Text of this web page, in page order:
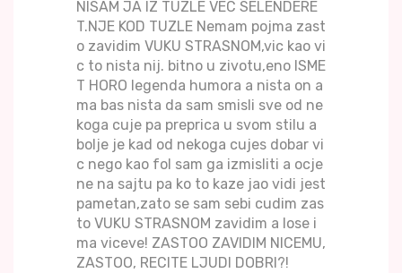
NISAM JA IZ TUZLE VEC SELENDERE
T.NJE KOD TUZLE Nemam pojma zast
o zavidim VUKU STRASNOM,vic kao vi
c to nista nij. bitno u zivotu,eno ISME
T HORO legenda humora a nista on a
ma bas nista da sam smisli sve od ne
koga cuje pa preprica u svom stilu a
bolje je kad od nekoga cujes dobar vi
c nego kao fol sam ga izmisliti a ocje
ne na sajtu pa ko to kaze jao vidi jest
pametan,zato se sam sebi cudim zas
to VUKU STRASNOM zavidim a lose i
ma viceve! ZASTOO ZAVIDIM NICEMU,
ZASTOO, RECITE LJUDI DOBRI?!